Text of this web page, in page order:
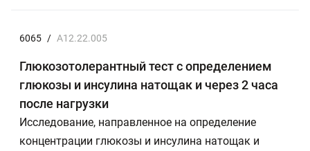
6065 / A12.22.005
Глюкозотолерантный тест с определением
глюкозы и инсулина натощак и через 2 часа
после нагрузки
Исследование, направленное на определение
концентрации глюкозы и инсулина натощак и